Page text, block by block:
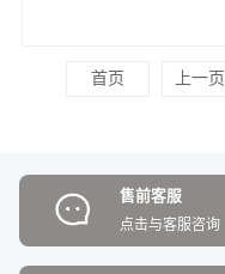
首页 上一页
售前客服
点击与客服咨询